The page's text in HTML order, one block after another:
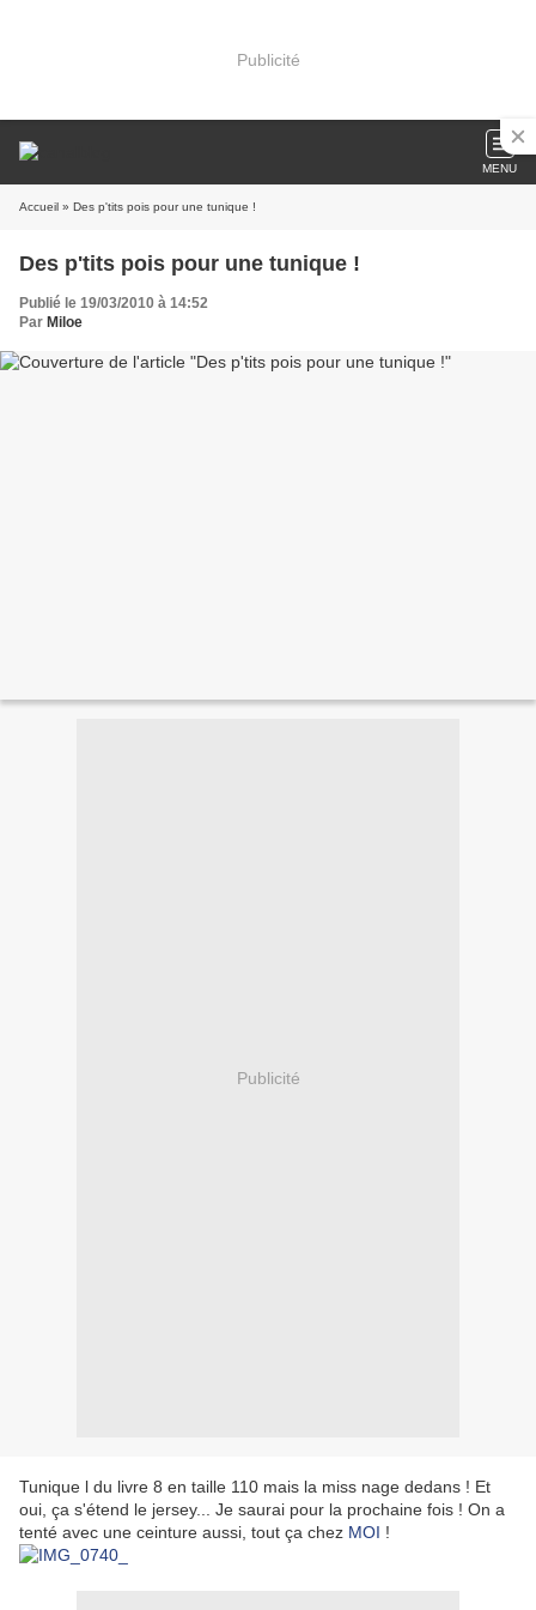
Publicité
MENU
Accueil » Des p'tits pois pour une tunique !
Des p'tits pois pour une tunique !
Publié le 19/03/2010 à 14:52
Par Miloe
Publicité
Tunique l du livre 8 en taille 110 mais la miss nage dedans ! Et
oui, ça s'étend le jersey... Je saurai pour la prochaine fois ! On a
tenté avec une ceinture aussi, tout ça chez MOI !